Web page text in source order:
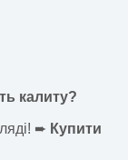
калиту?
➨ Купити